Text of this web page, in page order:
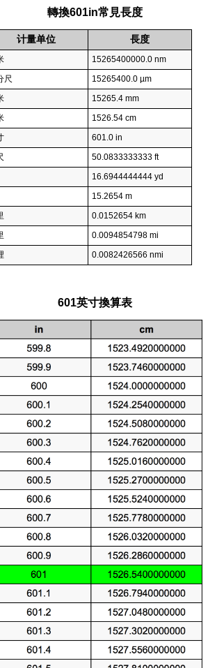
轉換601in常見長度
计量单位 長度
15265400000.0 nm
尺
15265400.0 µm
15265.4 mm
1526.54 cm
601.0 in
50.0833333333 ft
16.6944444444 yd
15.2654 m
0.0152654 km
0.0094854798 mi
0.0082426566 nmi
601英寸換算表